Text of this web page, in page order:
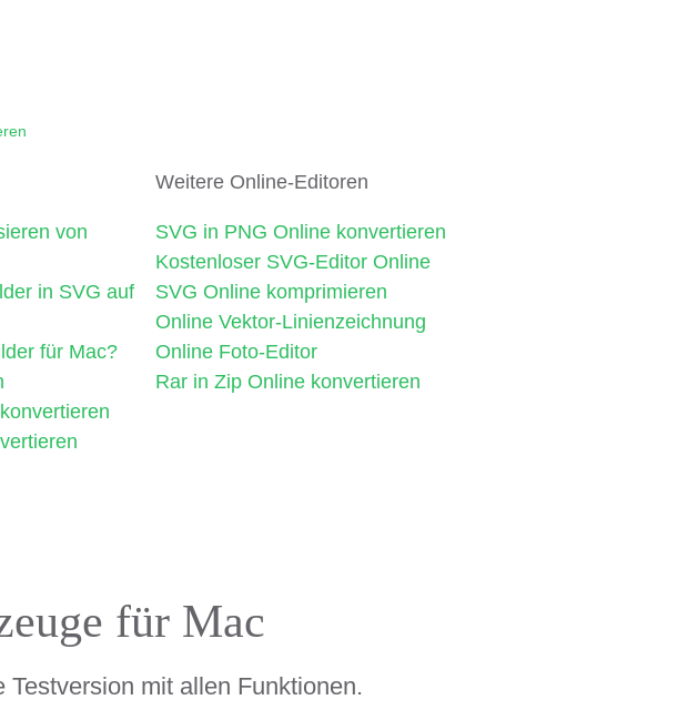
von
in SVG auf
für Mac?
Weitere Online-Editoren
SVG in PNG Online konvertieren
Kostenloser SVG-Editor Online
SVG Online komprimieren
Online Vektor-Linienzeichnung
Online Foto-Editor
Rar in Zip Online konvertieren
für Mac
mit allen Funktionen.